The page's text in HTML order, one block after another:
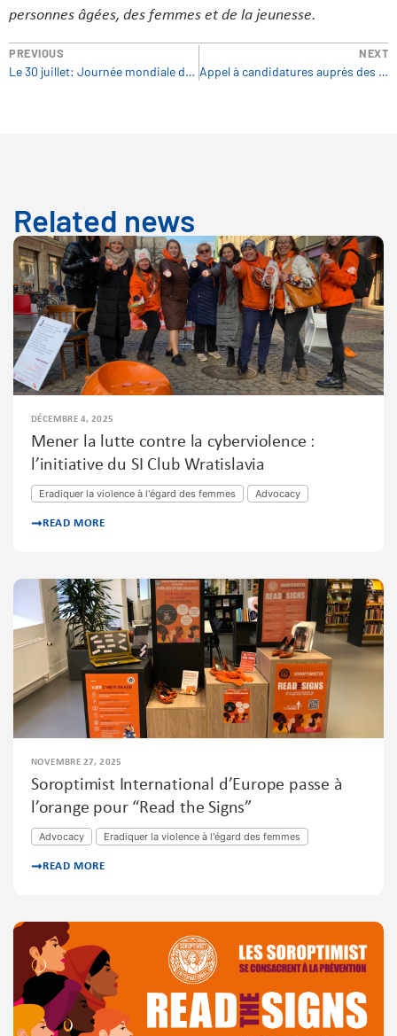
personnes âgées, des femmes et de la jeunesse.
PREVIOUS
Le 30 juillet: Journée mondiale de la dignité des victimes de la traite d’êtres humains
NEXT
Appel à candidatures auprès des jeunes par le Lobby Européen des Femmes
Related news
DÉCEMBRE 4, 2025
Mener la lutte contre la cyberviolence :
l’initiative du SI Club Wratislavia
Eradiquer la violence à l'égard des femmes Advocacy
READ MORE
NOVEMBRE 27, 2025
Soroptimist International d’Europe passe à
l’orange pour “Read the Signs”
Advocacy Eradiquer la violence à l'égard des femmes
READ MORE